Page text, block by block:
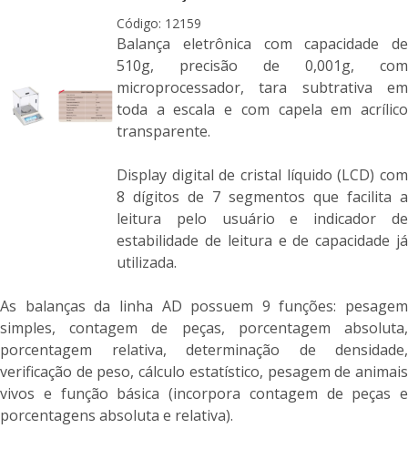
Código: 12159
Balança eletrônica com capacidade de
510g, precisão de 0,001g, com
microprocessador, tara subtrativa em
toda a escala e com capela em acrílico
transparente.
Display digital de cristal líquido (LCD) com
8 dígitos de 7 segmentos que facilita a
leitura pelo usuário e indicador de
estabilidade de leitura e de capacidade já
utilizada.
As balanças da linha AD possuem 9 funções: pesagem
simples, contagem de peças, porcentagem absoluta,
porcentagem relativa, determinação de densidade,
verificação de peso, cálculo estatístico, pesagem de animais
vivos e função básica (incorpora contagem de peças e
porcentagens absoluta e relativa).